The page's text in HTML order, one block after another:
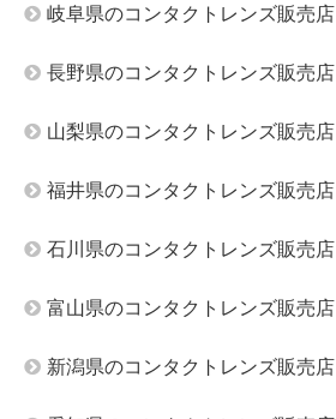
岐阜県のコンタクトレンズ販売店
長野県のコンタクトレンズ販売店
山梨県のコンタクトレンズ販売店
福井県のコンタクトレンズ販売店
石川県のコンタクトレンズ販売店
富山県のコンタクトレンズ販売店
新潟県のコンタクトレンズ販売店